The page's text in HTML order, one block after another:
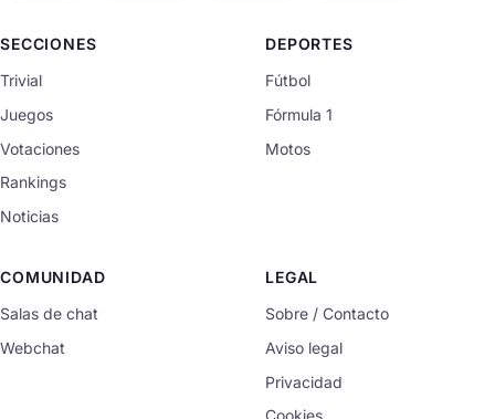
SECCIONES
Trivial
Juegos
Votaciones
Rankings
Noticias
DEPORTES
Fútbol
Fórmula 1
Motos
COMUNIDAD
Salas de chat
Webchat
LEGAL
Sobre / Contacto
Aviso legal
Privacidad